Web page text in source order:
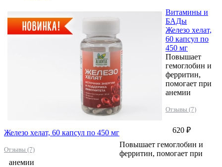
Железо хелат, 60 капсул по 450 мг
Отзывы (7)
Витамины и
БАДы
Железо хелат,
60 капсул по
450 мг
Повышает
гемоглобин и
ферритин,
помогает при
анемии
Отзывы (7)
620 ₽
Повышает гемоглобин и
ферритин, помогает при
анемии